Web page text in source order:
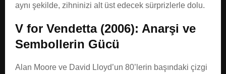
aynı şekilde, zihninizi alt üst edecek sürprizlerle dolu.
V for Vendetta (2006): Anarşi ve
Sembollerin Gücü
Alan Moore ve David Lloyd’un 80’lerin başındaki çizgi